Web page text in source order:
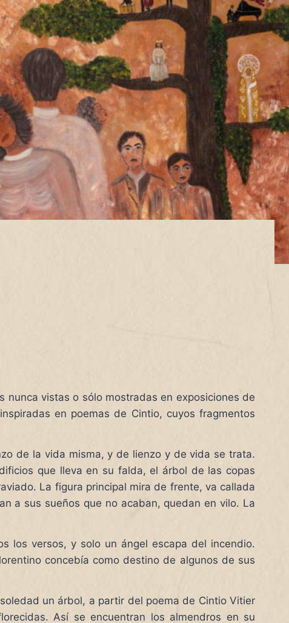
vistas o sólo mostradas en exposiciones de
en poemas de Cintio, cuyos fragmentos
de la vida misma, y de lienzo y de vida se trata.
que lleva en su falda, el árbol de las copas
La figura principal mira de frente, va callada
a sus sueños que no acaban, quedan en vilo. La
los versos, y solo un ángel escapa del incendio.
concebía como destino de algunos de sus
un árbol, a partir del poema de Cintio Vitier
Así se encuentran los almendros en su